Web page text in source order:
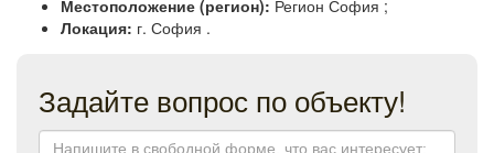
Местоположение (регион): Регион София ;
Локация: г. София .
Задайте вопрос по объекту!